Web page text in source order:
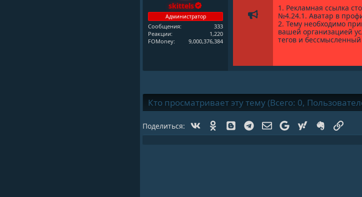
skittels
Администратор
Сообщения
333
Реакции
1,220
FOMoney
9,000,376,384
1. Рекламная ссылка
№4.24.1. Аватар в
2. Тему необходимо
вашей организацией
тегов и
Кто просматривает эту тему (Всего: 0,
Поделиться: Vk Ok BloggerTelegramЭлектронная почта
GoogleYahoo Evernote